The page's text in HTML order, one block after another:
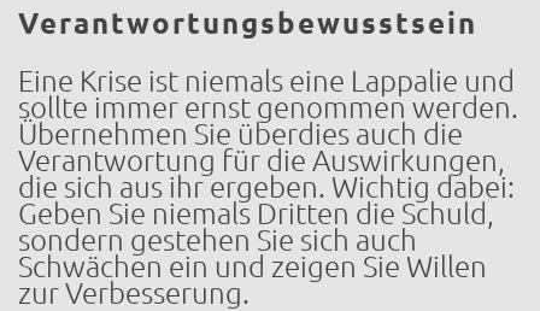
Verantwortungsbewusstsein
Eine Krise ist niemals eine Lappalie und
sollte immer ernst genommen werden.
Übernehmen Sie überdies auch die
Verantwortung für die Auswirkungen,
die sich aus ihr ergeben. Wichtig dabei:
Geben Sie niemals Dritten die Schuld,
sondern gestehen Sie sich auch
Schwächen ein und zeigen Sie Willen
zur Verbesserung.